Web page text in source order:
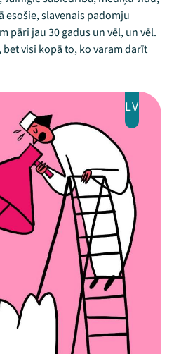
slavenais padomju
pāri jau 30 gadus un vēl, un vēl.
visi kopā to, ko varam darīt
LV